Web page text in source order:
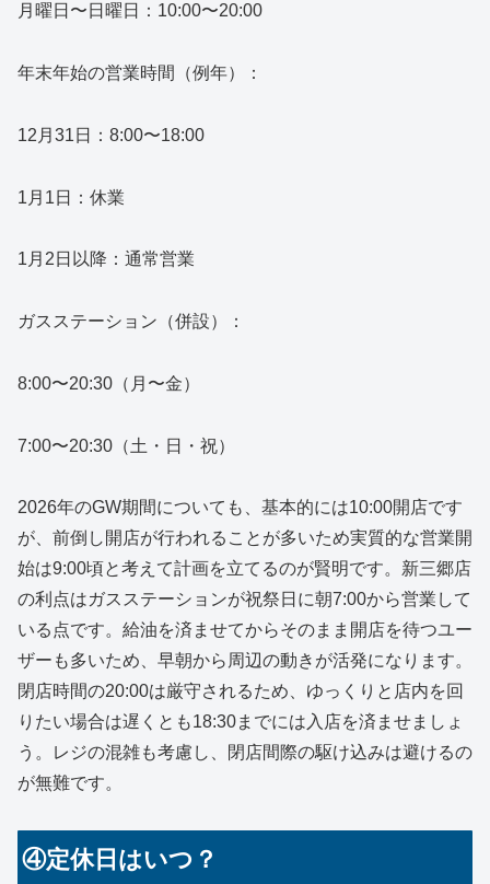
月曜日〜日曜日：10:00〜20:00
年末年始の営業時間（例年）：
12月31日：8:00〜18:00
1月1日：休業
1月2日以降：通常営業
ガスステーション（併設）：
8:00〜20:30（月〜金）
7:00〜20:30（土・日・祝）
2026年のGW期間についても、基本的には10:00開店です
が、前倒し開店が行われることが多いため実質的な営業開
始は9:00頃と考えて計画を立てるのが賢明です。新三郷店
の利点はガスステーションが祝祭日に朝7:00から営業して
いる点です。給油を済ませてからそのまま開店を待つユー
ザーも多いため、早朝から周辺の動きが活発になります。
閉店時間の20:00は厳守されるため、ゆっくりと店内を回
りたい場合は遅くとも18:30までには入店を済ませましょ
う。レジの混雑も考慮し、閉店間際の駆け込みは避けるの
が無難です。
④定休日はいつ？